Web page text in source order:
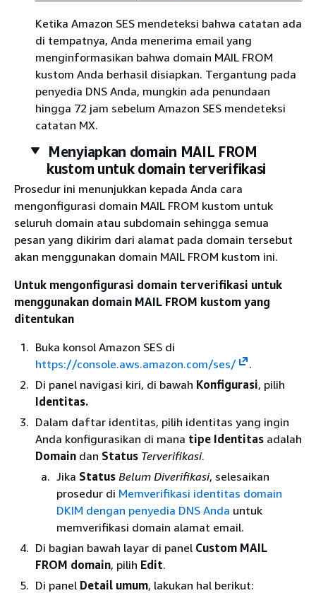
Ketika Amazon SES mendeteksi bahwa catatan ada
di tempatnya, Anda menerima email yang
menginformasikan bahwa domain MAIL FROM
kustom Anda berhasil disiapkan. Tergantung pada
penyedia DNS Anda, mungkin ada penundaan
hingga 72 jam sebelum Amazon SES mendeteksi
catatan MX.
Menyiapkan domain MAIL FROM
kustom untuk domain terverifikasi
Prosedur ini menunjukkan kepada Anda cara
mengonfigurasi domain MAIL FROM kustom untuk
seluruh domain atau subdomain sehingga semua
pesan yang dikirim dari alamat pada domain tersebut
akan menggunakan domain MAIL FROM kustom ini.
Untuk mengonfigurasi domain terverifikasi untuk
menggunakan domain MAIL FROM kustom yang
ditentukan
Buka konsol Amazon SES di
https://console.aws.amazon.com/ses/
.
Di panel navigasi kiri, di bawah Konfigurasi, pilih
Identitas.
Dalam daftar identitas, pilih identitas yang ingin
Anda konfigurasikan di mana tipe Identitas adalah
Domain dan Status Terverifikasi.
Jika Status Belum Diverifikasi, selesaikan
prosedur di Memverifikasi identitas domain
DKIM dengan penyedia DNS Anda untuk
memverifikasi domain alamat email.
Di bagian bawah layar di panel Custom MAIL
FROM domain, pilih Edit.
Di panel Detail umum, lakukan hal berikut: